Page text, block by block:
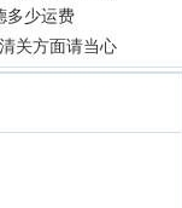
多少运费
关方面请当心